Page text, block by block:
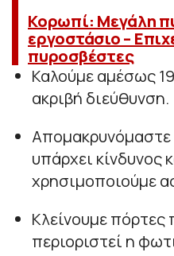
Κορωπί: Μεγάλη
εργοστάσιο –
πυροσβέστες
Καλούμε αμέσως
ακριβή διεύθυνση.
υπάρχει κίνδυνος
χρησιμοποιούμε
Κλείνουμε πόρτες
περιοριστεί η